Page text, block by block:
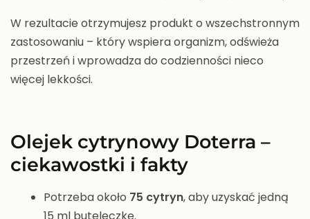
W rezultacie otrzymujesz produkt o wszechstronnym
zastosowaniu – który wspiera organizm, odświeża
przestrzeń i wprowadza do codzienności nieco
więcej lekkości.
Olejek cytrynowy Doterra –
ciekawostki i fakty
Potrzeba około 75 cytryn, aby uzyskać jedną